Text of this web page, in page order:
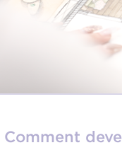
Comment